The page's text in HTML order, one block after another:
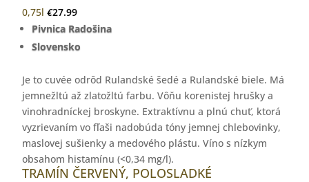
0,75l €27.99
Pivnica Radošina
Slovensko
Je to cuvée odrôd Rulandské šedé a Rulandské biele. Má
jemnežltú až zlatožltú farbu. Vôňu korenistej hrušky a
vinohradníckej broskyne. Extraktívnu a plnú chuť, ktorá
vyzrievaním vo fľaši nadobúda tóny jemnej chlebovinky,
maslovej sušienky a medového plástu. Víno s nízkym
obsahom histamínu (<0,34 mg/l).
TRAMÍN ČERVENÝ, POLOSLADKÉ